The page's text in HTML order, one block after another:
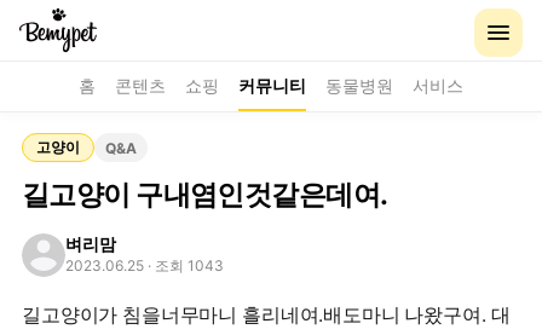
홈 콘텐츠 쇼핑 커뮤니티 동물병원 서비스
고양이 Q&A
길고양이 구내염인것같은데여.
벼리맘
2023.06.25 · 조회 1043
길고양이가 침을너무마니 흘리네여.배도마니 나왔구여. 대